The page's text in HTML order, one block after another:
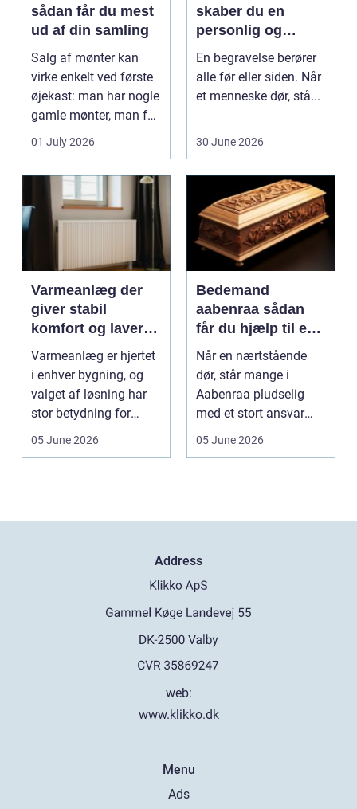
sådan får du mest
ud af din samling
Salg af mønter kan
virke enkelt ved første
øjekast: man har nogle
gamle mønter, man får
dem vurderet...
01 July 2026
skaber du en
personlig og
respektfuld afsked
En begravelse berører
alle før eller siden. Når
et menneske dør, stå...
30 June 2026
Varmeanlæg der
giver stabil
komfort og lavere
energiregning
Varmeanlæg er hjertet
i enhver bygning, og
valget af løsning har
stor betydning for
b&a...
05 June 2026
Bedemand
aabenraa sådan
får du hjælp til en
værdig afsked
Når en nærtstående
dør, står mange i
Aabenraa pludselig
med et stort ansvar
midt i sorgen.
05 June 2026
Address
web:
www.klikko.dk
Menu
Ads